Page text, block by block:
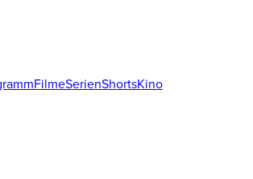
FilmeSerienShortsKino